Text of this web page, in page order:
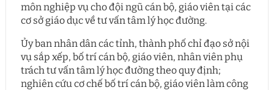
môn nghiệp vụ cho đội ngũ cán bộ, giáo viên tại các
cơ sở giáo dục về tư vấn tâm lý học đường.
Ủy ban nhân dân các tỉnh, thành phố chỉ đạo sở nội
vụ sắp xếp, bố trí cán bộ, giáo viên, nhân viên phụ
trách tư vấn tâm lý học đường theo quy định;
nghiên cứu cơ chế bố trí cán bộ, giáo viên làm công